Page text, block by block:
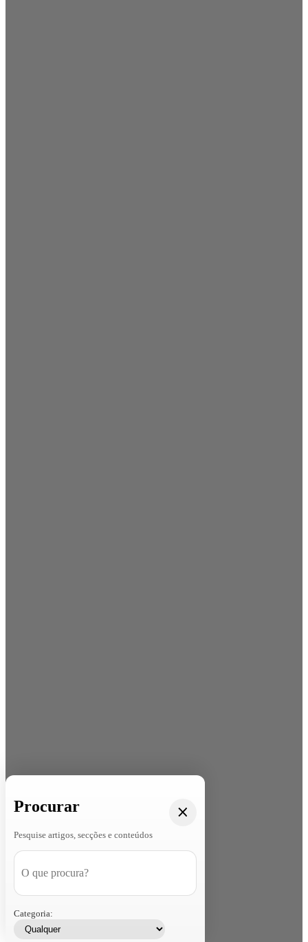
Procurar
Pesquise artigos, secções e conteúdos
Categoria: